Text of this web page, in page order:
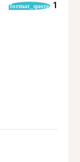
format_quote 1